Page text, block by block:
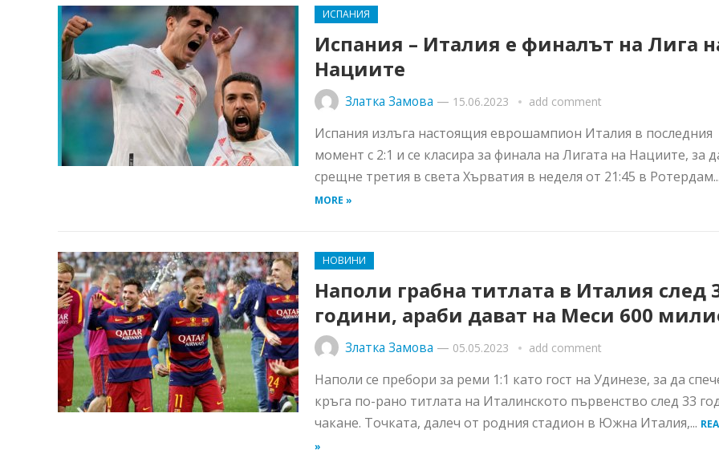
ИСПАНИЯ
Испания – Италия е финалът на Лига
Нациите
Златка Замова — 15.06.2023 add comment
Испания излъга настоящия еврошампион Италия в последния
момент с 2:1 и се класира за финала на Лигата на Нациите, за
срещне третия в света Хърватия в неделя от 21:45 в
MORE »
НОВИНИ
Наполи грабна титлата в Италия след
години, араби дават на Меси 600
Златка Замова — 05.05.2023 add comment
Наполи се пребори за реми 1:1 като гост на Удинезе, за да
кръга по-рано титлата на Италинското първенство след 33
чакане. Точката, далеч от родния стадион в Южна Италия,...
»